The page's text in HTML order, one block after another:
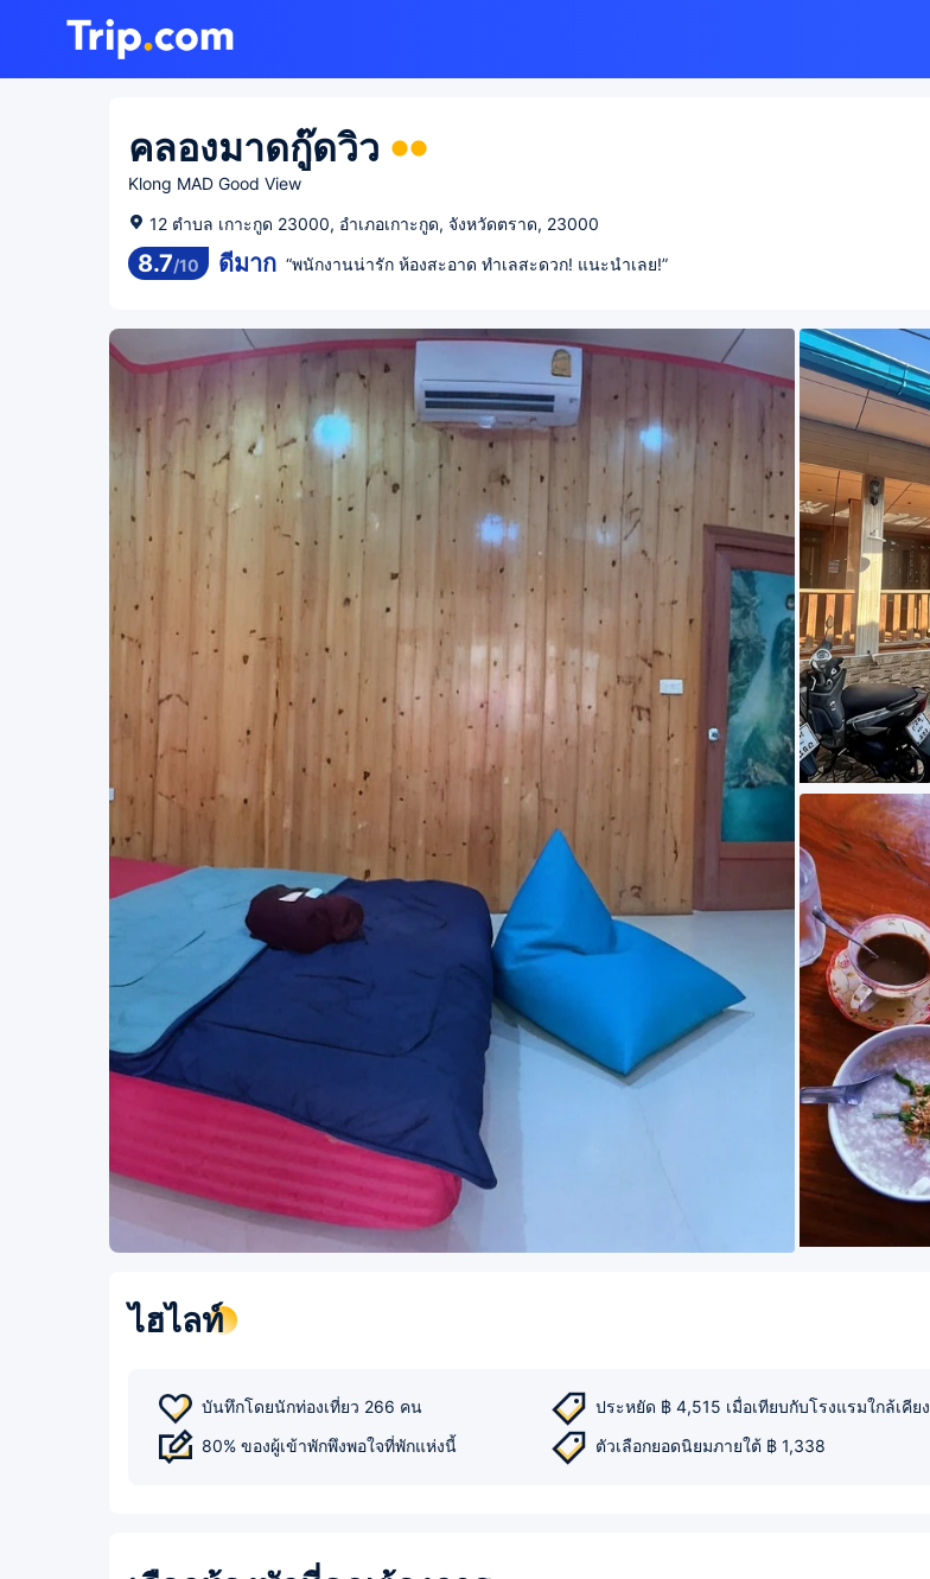
คลองมาดกู๊ดวิว
Klong MAD Good View
12 ตำบล เกาะกูด 23000, อำเภอเกาะกูด, จังหวัดตราด, 23000
8.7/10 ดีมาก “พนักงานน่ารัก ห้องสะอาด ทำเลสะดวก! แนะนำเลย!”
ไฮไลท์
บันทึกโดยนักท่องเที่ยว 266 คน
ประหยัด ฿ 4,515 เมื่อเทียบกับโรงแรมใกล้เคียง
80% ของผู้เข้าพักพึงพอใจที่พักแห่งนี้
ตัวเลือกยอดนิยมภายใต้ ฿ 1,338